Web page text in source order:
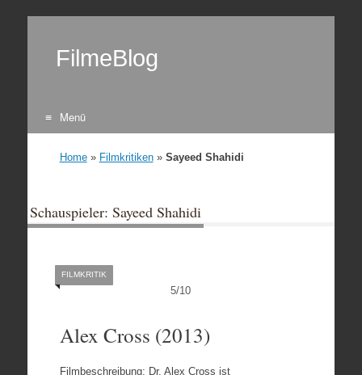
FilmeBlog
Menü
Home» Filmkritiken» Sayeed Shahidi
Schauspieler: Sayeed Shahidi
5/10
FILMKRITIK
Alex Cross (2013)
Filmbeschreibung: Dr. Alex Cross ist